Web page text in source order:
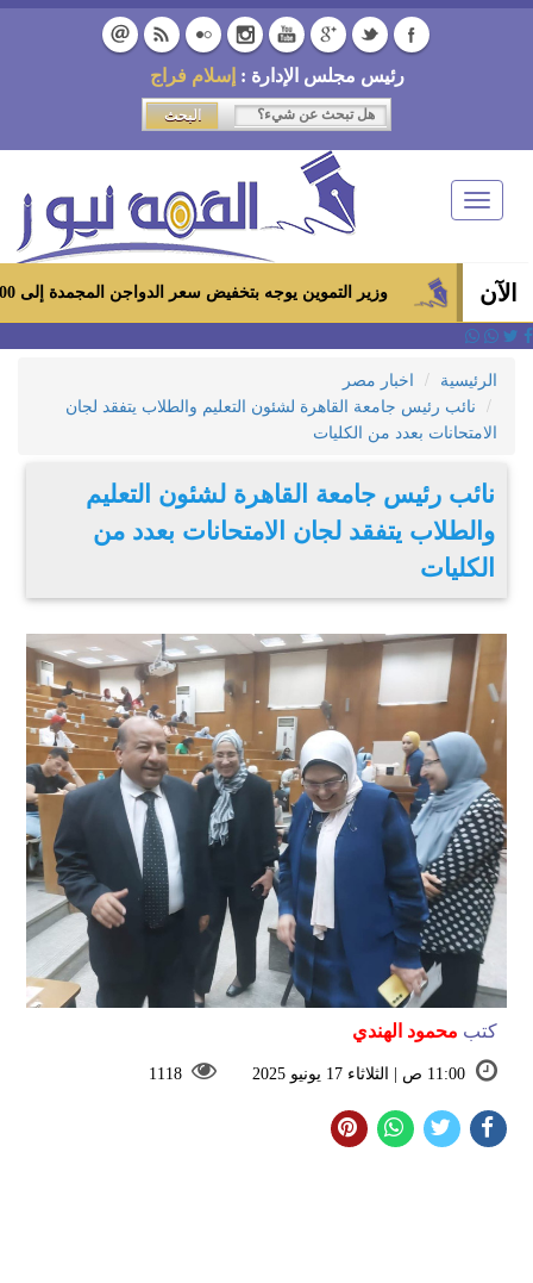
رئيس مجلس الإدارة : إسلام فراج
Toggle
navigation
الآن وزير التموين يوجه بتخفيض سعر الدواجن المجمدة إلى 100 جنيه للكيلو بالمجمعات الاستهلاكية ومعارض «أهلاً رمضان»
الرئيسية
اخبار مصر
نائب رئيس جامعة القاهرة لشئون التعليم والطلاب يتفقد لجان
الامتحانات بعدد من الكليات
نائب رئيس جامعة القاهرة لشئون التعليم
والطلاب يتفقد لجان الامتحانات بعدد من
الكليات
كتب محمود الهندي
11:00 ص | الثلاثاء 17 يونيو 2025 1118